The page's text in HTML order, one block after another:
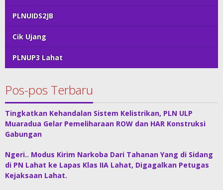
PLNUIDS2JB
Cik Ujang
PLNUP3 Lahat
Pos-pos Terbaru
Tingkatkan Kehandalan Sistem Kelistrikan, PLN ULP
Muaradua Gelar Pemeliharaan ROW dan HAR Konstruksi
Gabungan
Ngeri.. Modus Kirim Narkoba Dari Tahanan Yang di Sidang
di PN Lahat ke Lapas Klas IIA Lahat, Digagalkan Petugas
Kejaksaan Lahat.